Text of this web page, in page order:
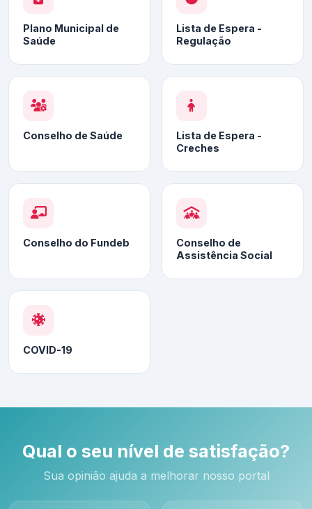
Plano Municipal de
Saúde
Lista de Espera -
Regulação
Conselho de Saúde
Lista de Espera -
Creches
Conselho do Fundeb
Conselho de
Assistência Social
COVID-19
Qual o seu nível de satisfação?
Sua opinião ajuda a melhorar nosso portal